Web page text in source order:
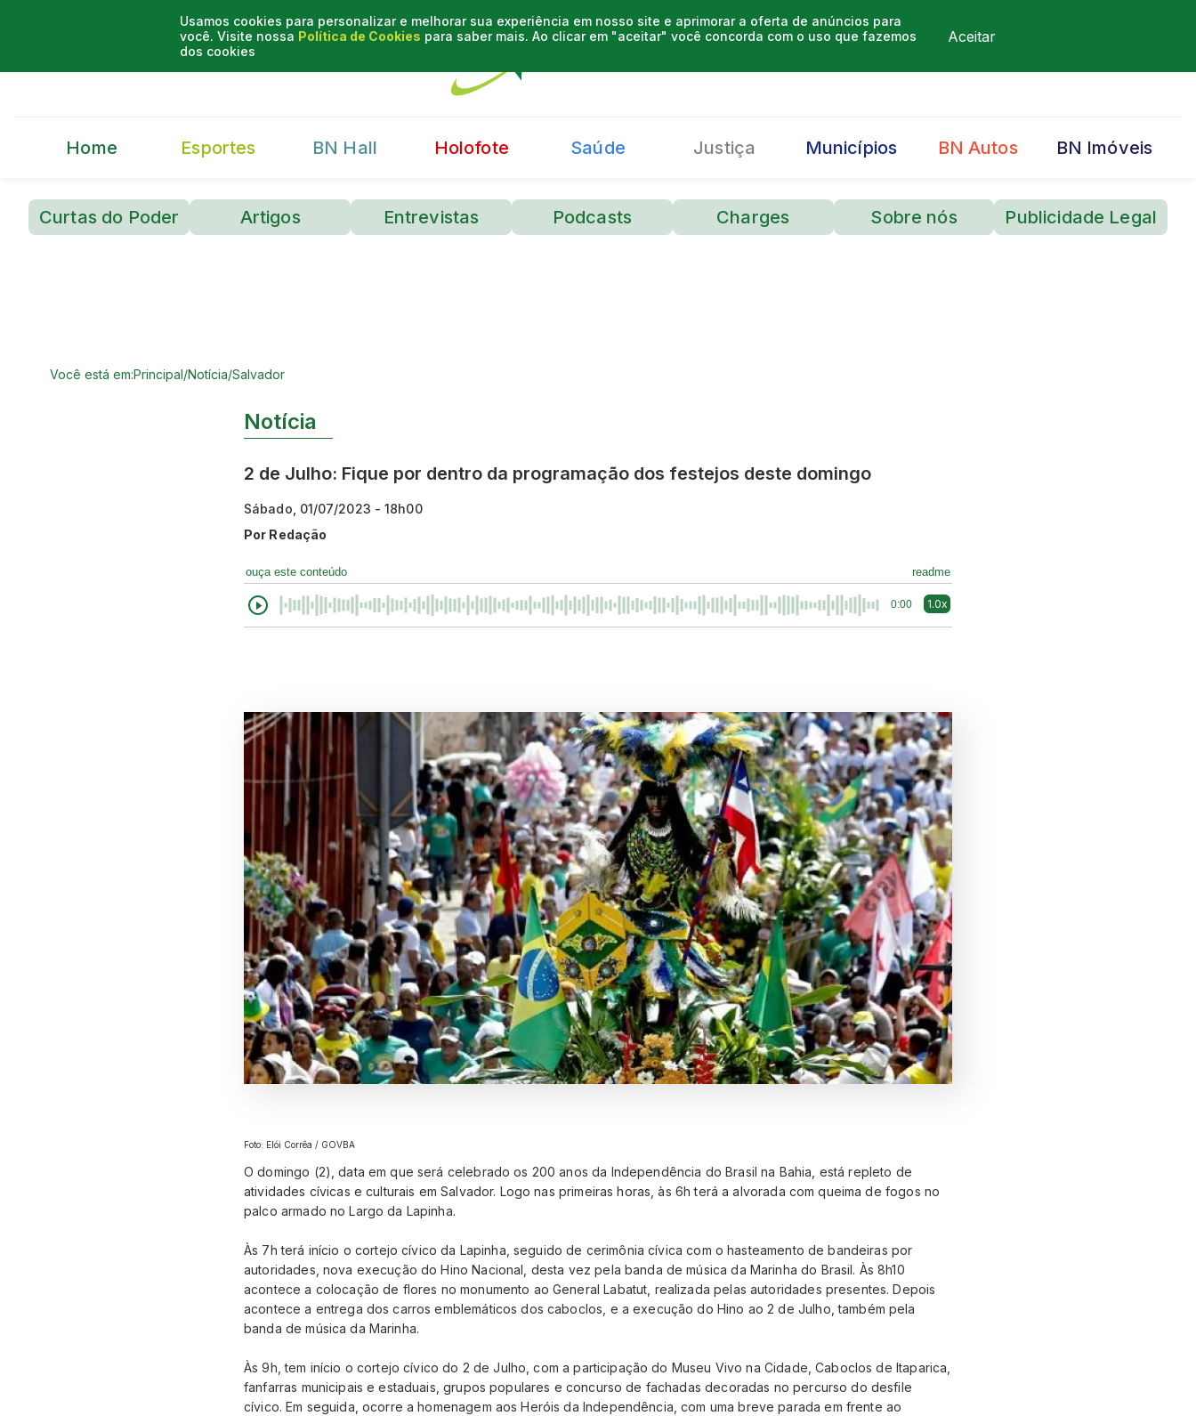
Usamos cookies para personalizar e melhorar sua experiência em nosso site e aprimorar a oferta de anúncios para
você. Visite nossa Política de Cookies para saber mais. Ao clicar em "aceitar" você concorda com o uso que fazemos
dos cookies
Aceitar
Home Esportes BN Hall Holofote Saúde Justiça Municípios BN Autos BN Imóveis
Curtas do Poder Artigos Entrevistas Podcasts Charges Sobre nós Publicidade Legal
Você está em:Principal/Notícia/Salvador
Notícia
2 de Julho: Fique por dentro da programação dos festejos deste domingo
Sábado, 01/07/2023 - 18h00
Por Redação
ouça este conteúdo readme
0:00 1.0x
Foto: Elói Corrêa / GOVBA
O domingo (2), data em que será celebrado os 200 anos da Independência do Brasil na Bahia, está repleto de
atividades cívicas e culturais em Salvador. Logo nas primeiras horas, às 6h terá a alvorada com queima de fogos no
palco armado no Largo da Lapinha.
Às 7h terá início o cortejo cívico da Lapinha, seguido de cerimônia cívica com o hasteamento de bandeiras por
autoridades, nova execução do Hino Nacional, desta vez pela banda de música da Marinha do Brasil. Às 8h10
acontece a colocação de flores no monumento ao General Labatut, realizada pelas autoridades presentes. Depois
acontece a entrega dos carros emblemáticos dos caboclos, e a execução do Hino ao 2 de Julho, também pela
banda de música da Marinha.
Às 9h, tem início o cortejo cívico do 2 de Julho, com a participação do Museu Vivo na Cidade, Caboclos de Itaparica,
fanfarras municipais e estaduais, grupos populares e concurso de fachadas decoradas no percurso do desfile
cívico. Em seguida, ocorre a homenagem aos Heróis da Independência, com uma breve parada em frente ao